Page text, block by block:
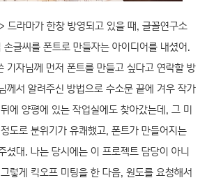
드라마가 한창 방영되고 있을 때, 글꼴연구소
글씨를 폰트로 만들자는 아이디어를 내셨어.
기자님께 먼저 폰트를 만들고 싶다고 연락할 방
께서 알려주신 방법으로 수소문 끝에 겨우 작가
에 양평에 있는 작업실에도 찾아갔는데, 그 미
도로 분위기가 유쾌했고, 폰트가 만들어지는
셨대. 나는 당시에는 이 프로젝트 담당이 아니
렇게 킥오프 미팅을 한 다음, 원도를 요청해서